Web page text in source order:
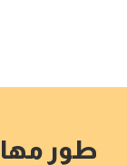
طور